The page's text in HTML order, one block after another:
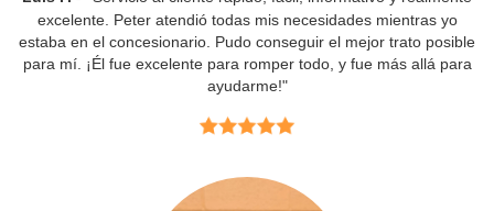
excelente. Peter atendió todas mis necesidades mientras yo
estaba en el concesionario. Pudo conseguir el mejor trato posible
para mí. ¡Él fue excelente para romper todo, y fue más allá para
ayudarme!"